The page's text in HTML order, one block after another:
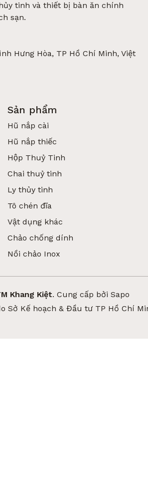
tinh và thiết bị bàn ăn chính
sạn.
Hưng Hòa, TP Hồ Chí Minh, Việt
Sản phẩm
Hũ nắp cài
Hũ nắp thiếc
Hộp Thuỷ Tinh
Chai thuỷ tinh
Ly thủy tinh
Tô chén đĩa
Vật dụng khác
Chảo chống dính
Nồi chảo Inox
Khang Kiệt. Cung cấp bởi Sapo
Sở Kế hoạch & Đầu tư TP Hồ Chí